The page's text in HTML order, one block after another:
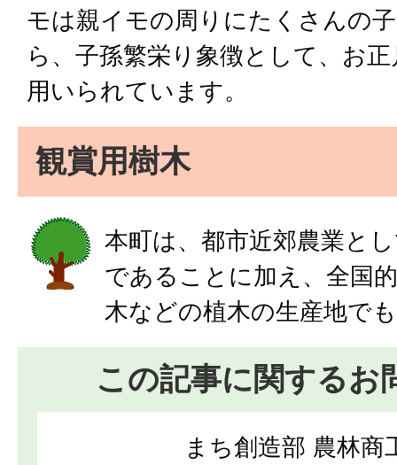
モは親イモの周りにたくさんの
ら、子孫繁栄り象徴として、お
用いられています。
観賞用樹木
本町は、都市近郊農業と
であることに加え、全国
木などの植木の生産地で
この記事に関するお
まち創造部 農林商